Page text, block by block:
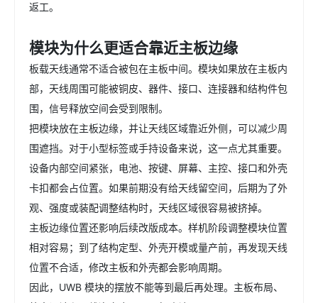
返工。
模块为什么更适合靠近主板边缘
板载天线通常不适合被包在主板中间。模块如果放在主板内
部，天线周围可能被铜皮、器件、接口、连接器和结构件包
围，信号释放空间会受到限制。
把模块放在主板边缘，并让天线区域靠近外侧，可以减少周
围遮挡。对于小型标签或手持设备来说，这一点尤其重要。
设备内部空间紧张，电池、按键、屏幕、主控、接口和外壳
卡扣都会占位置。如果前期没有给天线留空间，后期为了外
观、强度或装配调整结构时，天线区域很容易被挤掉。
主板边缘位置还影响后续改版成本。样机阶段调整模块位置
相对容易；到了结构定型、外壳开模或量产前，再发现天线
位置不合适，修改主板和外壳都会影响周期。
因此，UWB 模块的摆放不能等到最后再处理。主板布局、